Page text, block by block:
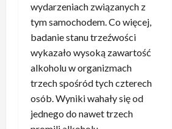
wydarzeniach związanych z
tym samochodem. Co więcej,
badanie stanu trzeźwości
wykazało wysoką zawartość
alkoholu w organizmach
trzech spośród tych czterech
osób. Wyniki wahały się od
jednego do nawet trzech